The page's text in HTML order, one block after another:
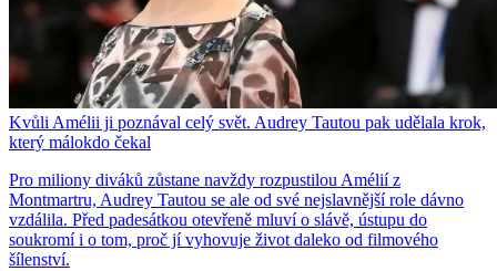
Kvůli Amélii ji poznával celý svět. Audrey Tautou pak udělala krok,
který málokdo čekal
Pro miliony diváků zůstane navždy rozpustilou Amélií z
Montmartru, Audrey Tautou se ale od své nejslavnější role dávno
vzdálila. Před padesátkou otevřeně mluví o slávě, ústupu do
soukromí i o tom, proč jí vyhovuje život daleko od filmového
šílenství.